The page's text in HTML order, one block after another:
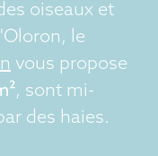
oiseaux et
le
vous propose
, sont mi-
des haies.